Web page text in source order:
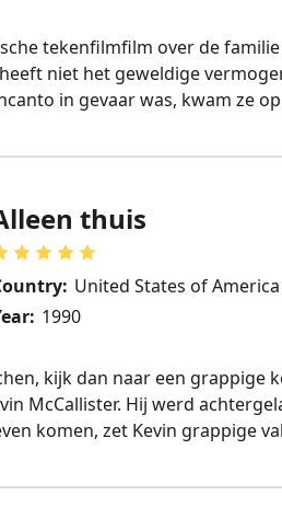
tekenfilmfilm over de
niet het geweldige
in gevaar was, kwam ze
thuis
United States of America
1990
kijk dan naar een grappige
McCallister. Hij werd
komen, zet Kevin grappige